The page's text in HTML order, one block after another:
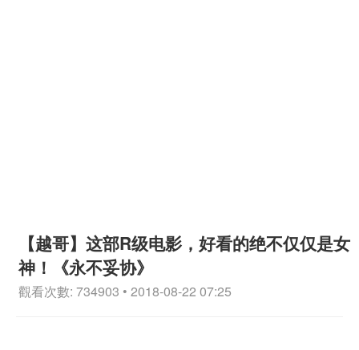
【越哥】这部R级电影，好看的绝不仅仅是女
神！《永不妥协》
觀看次數: 734903 • 2018-08-22 07:25